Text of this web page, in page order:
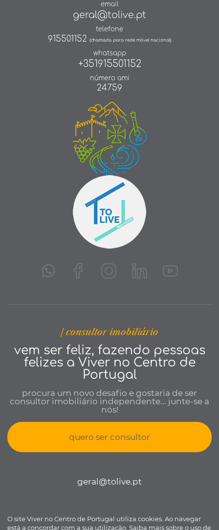
email
geral@tolive.pt
telefone
915501152 (chamada para rede móvel nacional)
whatsapp
+351915501152
número ami
24759
| consultor imobiliário
vem ser feliz, fazendo pessoas
felizes a Viver no Centro de
Portugal
procura um novo desafio e gostaria de ser
consultor imobiliário independente... junte-se a
nós!
quero ser consultor
geral@tolive.pt
Viver no Centro de Portugal © todos os direitos reservados •Política
O site Viver no Centro de Portugal utiliza cookies. Ao navegar
está a concordar com a sua utilização. Saiba mais sobre o uso de